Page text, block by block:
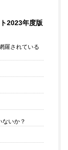
2023年度版
羅されている
いか？